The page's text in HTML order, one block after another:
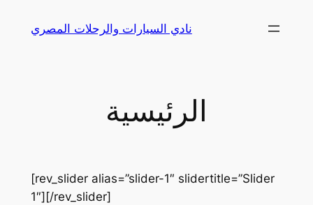
نادي السيارات والرحلات المصري
الرئيسية
[rev_slider alias=”slider-1″ slidertitle=”Slider
1″][/rev_slider]